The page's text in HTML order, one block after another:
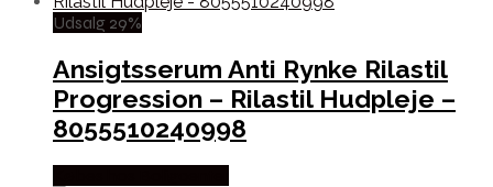
Udsalg 29%
Ansigtsserum Anti Rynke Rilastil
Progression – Rilastil Hudpleje –
8055510240998